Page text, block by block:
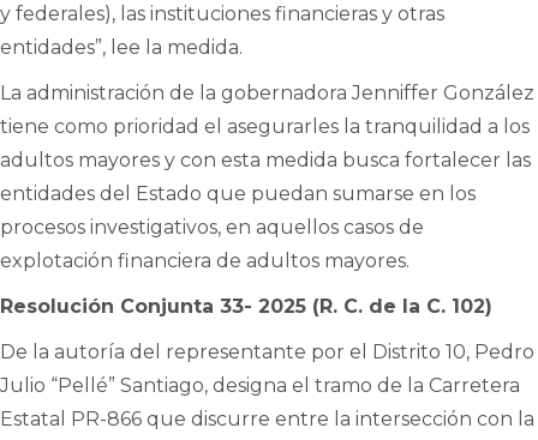
y federales), las instituciones financieras y otras
entidades”, lee la medida.
La administración de la gobernadora Jenniffer González
tiene como prioridad el asegurarles la tranquilidad a los
adultos mayores y con esta medida busca fortalecer las
entidades del Estado que puedan sumarse en los
procesos investigativos, en aquellos casos de
explotación financiera de adultos mayores.
Resolución Conjunta 33- 2025 (R. C. de la C. 102)
De la autoría del representante por el Distrito 10, Pedro
Julio “Pellé” Santiago, designa el tramo de la Carretera
Estatal PR-866 que discurre entre la intersección con la